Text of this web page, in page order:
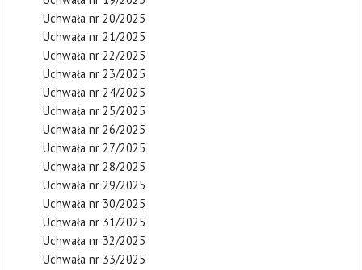
Uchwała nr 20/2025
Uchwała nr 21/2025
Uchwała nr 22/2025
Uchwała nr 23/2025
Uchwała nr 24/2025
Uchwała nr 25/2025
Uchwała nr 26/2025
Uchwała nr 27/2025
Uchwała nr 28/2025
Uchwała nr 29/2025
Uchwała nr 30/2025
Uchwała nr 31/2025
Uchwała nr 32/2025
Uchwała nr 33/2025